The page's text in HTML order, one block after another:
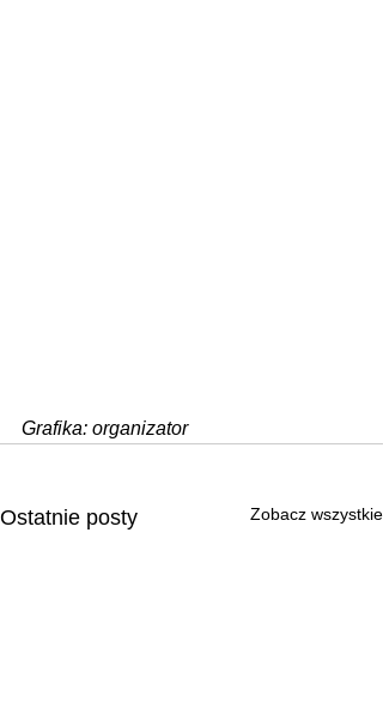
Grafika: organizator
Ostatnie posty Zobacz wszystkie